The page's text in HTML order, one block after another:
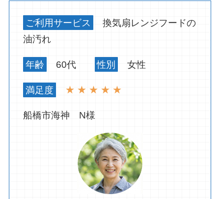
ご利用サービス
換気扇レンジフードの
油汚れ
年齢 60代 性別 女性
満足度 ★ ★ ★ ★ ★
船橋市海神 N様